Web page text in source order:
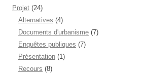
Projet (24)
Alternatives (4)
Documents d'urbanisme (7)
Enquêtes publiques (7)
Présentation (1)
Recours (8)